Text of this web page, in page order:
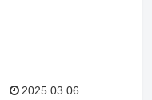
2025.03.06